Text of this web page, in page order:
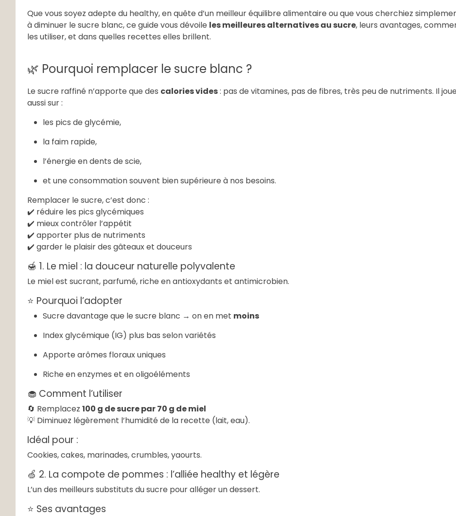
Que vous soyez adepte du healthy, en quête d’un meilleur équilibre alimentaire ou que vous cherchiez
à diminuer le sucre blanc, ce guide vous dévoile les meilleures alternatives au sucre, leurs avantages,
les utiliser, et dans quelles recettes elles brillent.
🌿 Pourquoi remplacer le sucre blanc ?
Le sucre raffiné n’apporte que des calories vides: pas de vitamines, pas de fibres, très peu de nutriments. Il joue
aussi sur :
les pics de glycémie,
la faim rapide,
l’énergie en dents de scie,
et une consommation souvent bien supérieure à nos besoins.
Remplacer le sucre, c’est donc :
✔️ réduire les pics glycémiques
✔️ mieux contrôler l’appétit
✔️ apporter plus de nutriments
✔️ garder le plaisir des gâteaux et douceurs
🍯 1. Le miel : la douceur naturelle polyvalente
Le miel est sucrant, parfumé, riche en antioxydants et antimicrobien.
⭐ Pourquoi l’adopter
Sucre davantage que le sucre blanc → on en met moins
Index glycémique (IG) plus bas selon variétés
Apporte arômes floraux uniques
Riche en enzymes et en oligoéléments
🧁 Comment l’utiliser
🔄 Remplacez 100 g de sucre par 70 g de miel
💡 Diminuez légèrement l’humidité de la recette (lait, eau).
Idéal pour :
Cookies, cakes, marinades, crumbles, yaourts.
🍏 2. La compote de pommes : l’alliée healthy et légère
L’un des meilleurs substituts du sucre pour alléger un dessert.
⭐ Ses avantages